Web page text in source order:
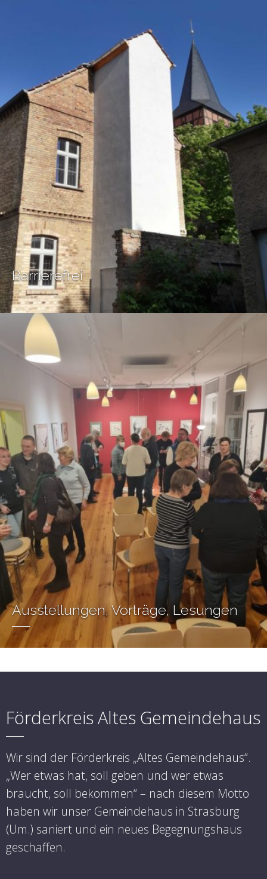
Barrierefrei
Ausstellungen, Vorträge, Lesungen
Förderkreis Altes Gemeindehaus
Wir sind der Förderkreis „Altes Gemeindehaus“.
„Wer etwas hat, soll geben und wer etwas
braucht, soll bekommen“ – nach diesem Motto
haben wir unser Gemeindehaus in Strasburg
(Um.) saniert und ein neues Begegnungshaus
geschaffen.